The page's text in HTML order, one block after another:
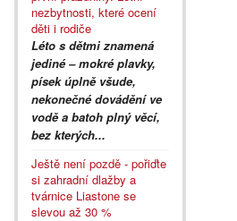
nezbytnosti, které ocení
děti i rodiče
Léto s dětmi znamená
jediné – mokré plavky,
písek úplně všude,
nekonečné dovádění ve
vodě a batoh plný věcí,
bez kterých...
Ještě není pozdě - pořiďte
si zahradní dlažby a
tvárnice Liastone se
slevou až 30 %